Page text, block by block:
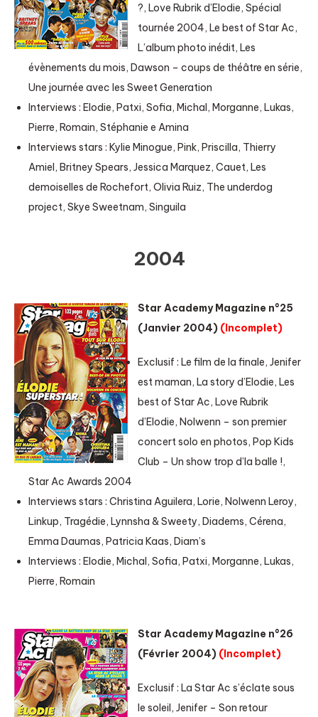
?, Love Rubrik d’Elodie, Spécial
tournée 2004, Le best of Star Ac,
L’album photo inédit, Les
évènements du mois, Dawson – coups de théâtre en série,
Une journée avec les Sweet Generation
Interviews : Elodie, Patxi, Sofia, Michal, Morganne, Lukas,
Pierre, Romain, Stéphanie e Amina
Interviews stars : Kylie Minogue, Pink, Priscilla, Thierry
Amiel, Britney Spears, Jessica Marquez, Cauet, Les
demoiselles de Rochefort, Olivia Ruiz, The underdog
project, Skye Sweetnam, Singuila
2004
Star Academy Magazine n°25
(Janvier 2004) (Incomplet)
Exclusif : Le film de la finale, Jenifer
est maman, La story d’Elodie, Les
best of Star Ac, Love Rubrik
d’Elodie, Nolwenn – son premier
concert solo en photos, Pop Kids
Club – Un show trop d’la balle !,
Star Ac Awards 2004
Interviews stars : Christina Aguilera, Lorie, Nolwenn Leroy,
Linkup, Tragédie, Lynnsha & Sweety, Diadems, Cérena,
Emma Daumas, Patricia Kaas, Diam’s
Interviews : Elodie, Michal, Sofia, Patxi, Morganne, Lukas,
Pierre, Romain
Star Academy Magazine n°26
(Février 2004) (Incomplet)
Exclusif : La Star Ac s’éclate sous
le soleil, Jenifer – Son retour